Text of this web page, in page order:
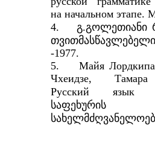
на начальном этапе.
4. გ.გოლეთიანი
-1977.
5. Майя
Чхеидзе, Тамара
Русский язык
საფეხურის